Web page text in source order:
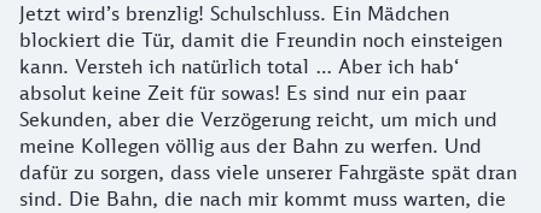
Jetzt wird’s brenzlig! Schulschluss. Ein Mädchen
blockiert die Tür, damit die Freundin noch einsteigen
kann. Versteh ich natürlich total … Aber ich hab‘
absolut keine Zeit für sowas! Es sind nur ein paar
Sekunden, aber die Verzögerung reicht, um mich und
meine Kollegen völlig aus der Bahn zu werfen. Und
dafür zu sorgen, dass viele unserer Fahrgäste spät dran
sind. Die Bahn, die nach mir kommt muss warten, die